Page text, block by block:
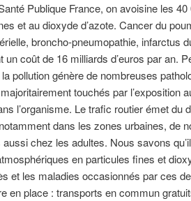
Publique France, on avoisine les
et au dioxyde d’azote. Cancer du
broncho-pneumopathie, infarctus
un coût de 16 milliards d’euros par an.
la pollution génère de nombreuses
touchés par l’exposition
l’organisme. Le trafic routier émet du
dans les zones urbaines, de
chez les adultes. Nous savons
en particules fines et
et les maladies occasionnés par ces
en place : transports en commun